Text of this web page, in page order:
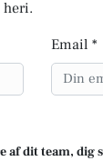
heri.
Email *
af dit team, dig